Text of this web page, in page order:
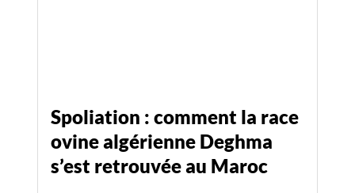
Spoliation : comment la race
ovine algérienne Deghma
s’est retrouvée au Maroc